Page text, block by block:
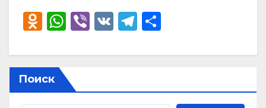
O
n
o
kl
W
at
s
A
Vi
er
V
T
e
a
р
в
Поиск